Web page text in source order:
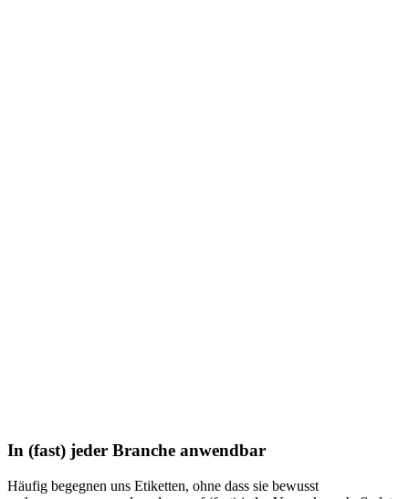
In (fast) jeder Branche anwendbar
Häufig begegnen uns Etiketten, ohne dass sie bewusst